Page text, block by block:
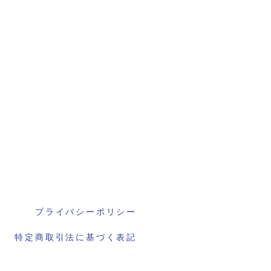
プライバシーポリシー
特定商取引法に基づく表記